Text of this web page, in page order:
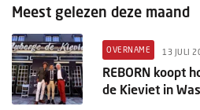
Meest gelezen deze maand
OVERNAME 13 JULI
REBORN koopt
de Kieviet in